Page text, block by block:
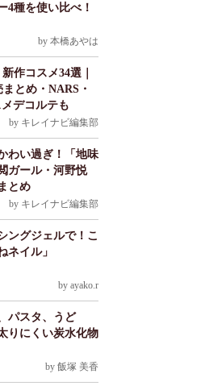
4種を使い比べ！
by 本橋あやは
新作コスメ34選｜
とめ・NARS・
デコルテも
by キレイナビ編集部
わい過ぎ！「地味
ガール・河野悦
とめ
by キレイナビ編集部
ングジェルで！こ
ネイル」
by ayako.r
パスタ、うど
りにくい炭水化物
by 飯塚 美香